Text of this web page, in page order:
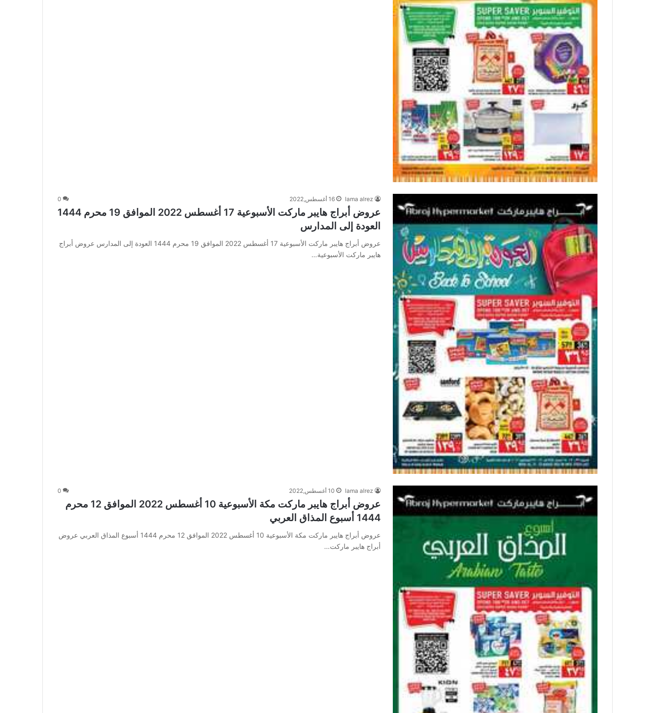
lama alrez 16 أغسطس,2022 0
عروض أبراج هايبر ماركت الأسبوعية 17 أغسطس 2022 الموافق 19 محرم 1444
العودة إلى المدارس
عروض أبراج هايبر ماركت الأسبوعية 17 أغسطس 2022 الموافق 19 محرم 1444 العودة إلى المدارس عروض أبراج
هايبر ماركت الأسبوعية…
lama alrez 10 أغسطس,2022 0
عروض أبراج هايبر ماركت مكة الأسبوعية 10 أغسطس 2022 الموافق 12 محرم
1444 أسبوع المذاق العربي
عروض أبراج هايبر ماركت مكة الأسبوعية 10 أغسطس 2022 الموافق 12 محرم 1444 أسبوع المذاق العربي عروض
أبراج هايبر ماركت…